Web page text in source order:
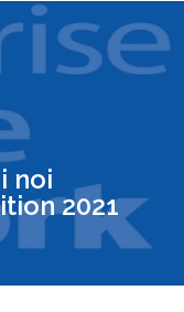
noi
2021